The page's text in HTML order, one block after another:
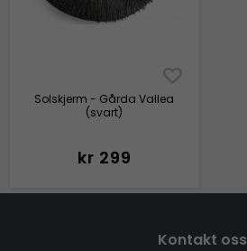
Solskjerm - Gårda Vallea
(svart)
kr 299
Kontakt oss